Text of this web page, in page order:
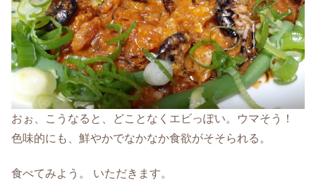
おぉ、こうなると、どことなくエビっぽい。ウマそう！
色味的にも、鮮やかでなかなか食欲がそそられる。
食べてみよう。 いただきます。